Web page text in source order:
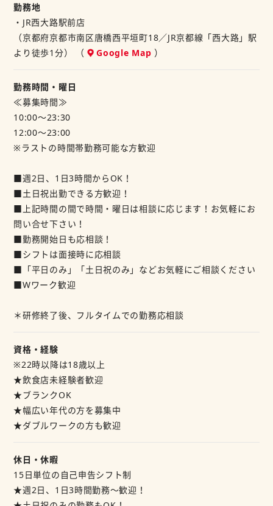
など
幅広い業態を運営しています。
もし他の業態にもご興味があればご相談くださいね！
※M&Sフードサービス㈱は「和食さと」や「にぎり長次郎」
展開するSRSホールディングスグループの中核企業です。
勤務地
・JR西大路駅前店
（京都府京都市南区唐橋西平垣町18／JR京都線「西大路」駅
より徒歩1分） （
Google Map ）
勤務時間・曜日
≪募集時間≫
10:00～23:30
12:00～23:00
※ラストの時間帯勤務可能な方歓迎
■週2日、1日3時間からOK！
■土日祝出勤できる方歓迎！
■上記時間の間で時間・曜日は相談に応じます！お気軽にお
問い合せ下さい！
■勤務開始日も応相談！
■シフトは面接時に応相談
■「平日のみ」「土日祝のみ」などお気軽にご相談ください
■Wワーク歓迎
＊研修終了後、フルタイムでの勤務応相談
資格・経験
※22時以降は18歳以上
★飲食店未経験者歓迎
★ブランクOK
★幅広い年代の方を募集中
★ダブルワークの方も歓迎
休日・休暇
15日単位の自己申告シフト制
★週2日、1日3時間勤務～歓迎！